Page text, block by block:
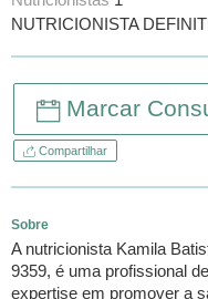
NUTRICIONISTA
Marcar
Compartilhar
Sobre
A nutricionista Kamila
9359, é uma profissional
expertise em promover a